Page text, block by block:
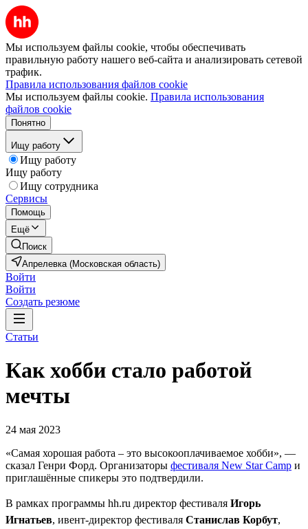
Мы используем файлы cookie, чтобы обеспечивать
правильную работу нашего веб-сайта и анализировать сетевой
трафик.
Правила использования файлов cookie
Мы используем файлы cookie. Правила использования
файлов cookie
Понятно
Ищу работу
Ищу работу
Ищу работу
Ищу сотрудника
Сервисы
Помощь
Ещё
Поиск
Апрелевка (Московская область)
Войти
Войти
Создать резюме
Статьи
Как хобби стало работой
мечты
24 мая 2023
«Самая хорошая работа – это высокооплачиваемое хобби», —
сказал Генри Форд. Организаторы фестиваля New Star Camp и
приглашённые спикеры это подтвердили.
В рамках программы hh.ru директор фестиваля Игорь
Игнатьев, ивент-директор фестиваля Станислав Корбут,